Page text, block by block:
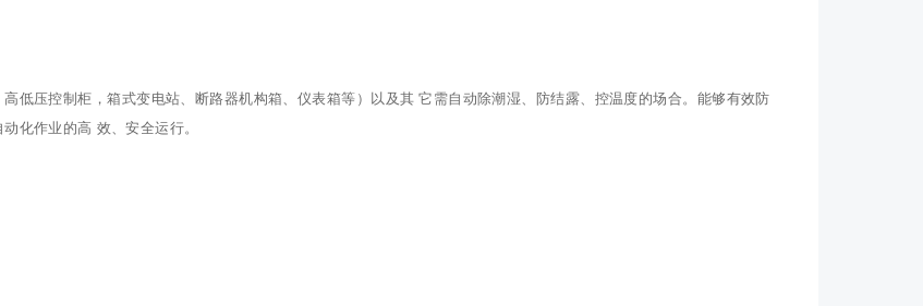
低压控制柜，箱式变电站、断路器机构箱、仪表箱等）以及其 它需自动除潮湿、防结露、控温度的场合。能够有效防
化作业的高 效、安全运行。